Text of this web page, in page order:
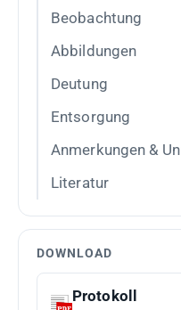
Beobachtung
Abbildungen
Deutung
Entsorgung
Anmerkungen &
Literatur
DOWNLOAD
Protokoll